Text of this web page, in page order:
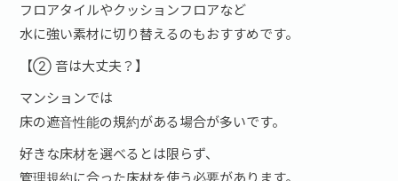
フロアタイルやクッションフロアなど
水に強い素材に切り替えるのもおすすめです。
【② 音は大丈夫？】
マンションでは
床の遮音性能の規約がある場合が多いです。
好きな床材を選べるとは限らず、